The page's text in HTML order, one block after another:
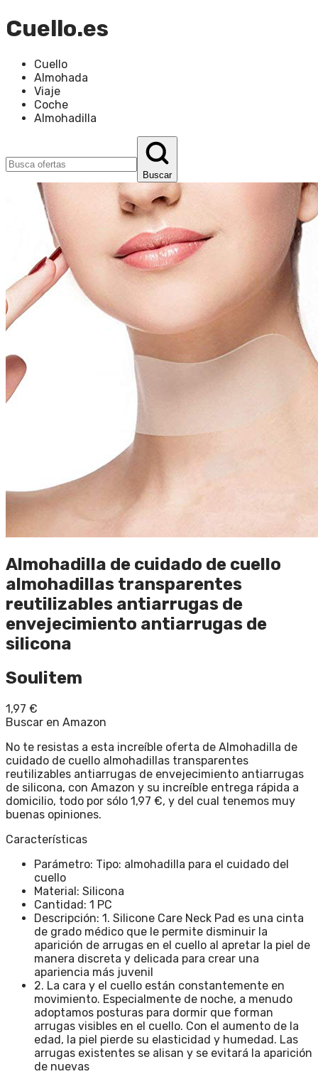
Cuello.es
Cuello
Almohada
Viaje
Coche
Almohadilla
Buscar
Almohadilla de cuidado de cuello
almohadillas transparentes
reutilizables antiarrugas de
envejecimiento antiarrugas de
silicona
Soulitem
1,97 €
Buscar en Amazon
No te resistas a esta increíble oferta de Almohadilla de
cuidado de cuello almohadillas transparentes
reutilizables antiarrugas de envejecimiento antiarrugas
de silicona, con Amazon y su increíble entrega rápida a
domicilio, todo por sólo 1,97 €, y del cual tenemos muy
buenas opiniones.
Características
Parámetro: Tipo: almohadilla para el cuidado del
cuello
Material: Silicona
Cantidad: 1 PC
Descripción: 1. Silicone Care Neck Pad es una cinta
de grado médico que le permite disminuir la
aparición de arrugas en el cuello al apretar la piel de
manera discreta y delicada para crear una
apariencia más juvenil
2. La cara y el cuello están constantemente en
movimiento. Especialmente de noche, a menudo
adoptamos posturas para dormir que forman
arrugas visibles en el cuello. Con el aumento de la
edad, la piel pierde su elasticidad y humedad. Las
arrugas existentes se alisan y se evitará la aparición
de nuevas